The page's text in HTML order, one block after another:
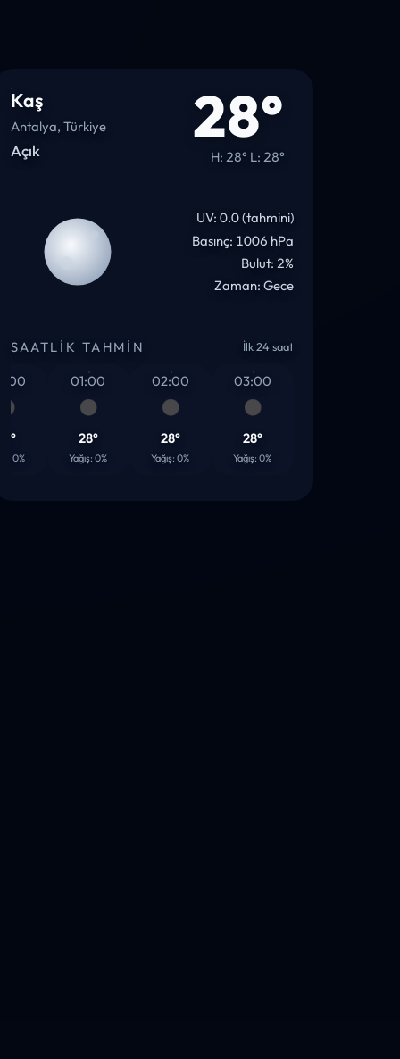
Kaş
Antalya, Türkiye
Açık 28°
H: 28° L: 28°
UV: 0.0 (tahmini)
Basınç: 1006 hPa
Bulut: 2%
Zaman: Gece
SAATLIK TAHMIN İlk 24 saat
01:00
Yağış: 0%
02:00
Yağış: 0%
03:00
Yağış: 0%